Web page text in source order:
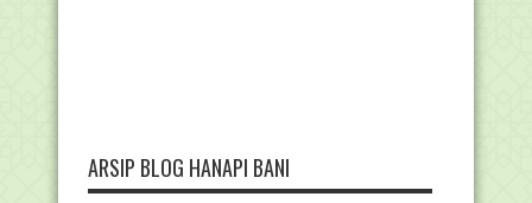
ARSIP BLOG HANAPI BANI